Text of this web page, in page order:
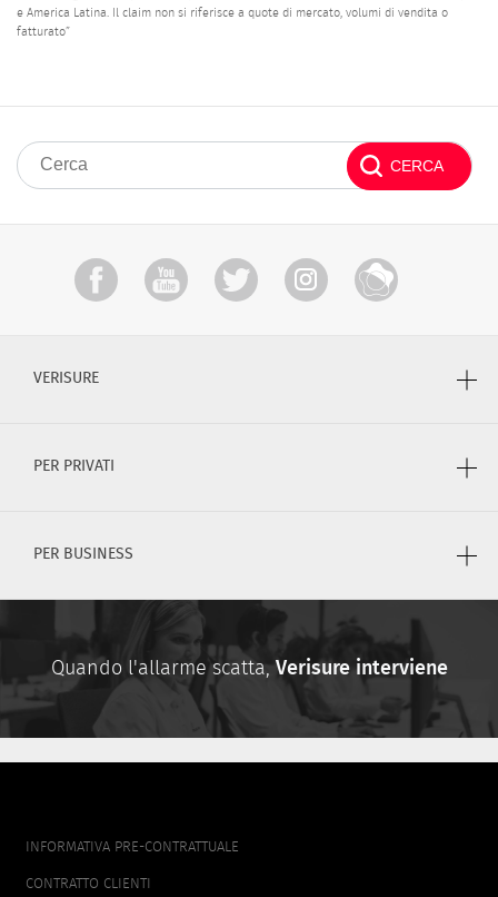
e America Latina. Il claim non si riferisce a quote di mercato, volumi di vendita o
fatturato”
VERISURE
PER PRIVATI
PER BUSINESS
Quando l'allarme scatta,Verisure interviene
FOOTER
INFORMATIVA PRE-CONTRATTUALE
CONTRATTO CLIENTI